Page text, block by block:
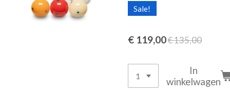
Sale!
€ 119,00€ 135,00
In
winkelwagen